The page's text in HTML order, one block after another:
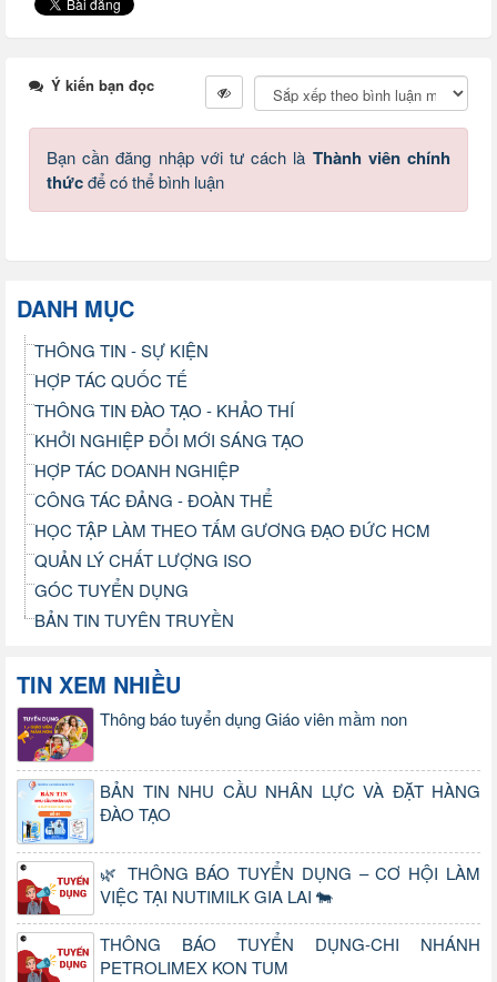
Ý kiến bạn đọc
Bạn cần đăng nhập với tư cách là Thành viên chính
thứcđể có thể bình luận
DANH MỤC
THÔNG TIN - SỰ KIỆN
HỢP TÁC QUỐC TẾ
THÔNG TIN ĐÀO TẠO - KHẢO THÍ
KHỞI NGHIỆP ĐỔI MỚI SÁNG TẠO
HỢP TÁC DOANH NGHIỆP
CÔNG TÁC ĐẢNG - ĐOÀN THỂ
HỌC TẬP LÀM THEO TẤM GƯƠNG ĐẠO ĐỨC HCM
QUẢN LÝ CHẤT LƯỢNG ISO
GÓC TUYỂN DỤNG
BẢN TIN TUYÊN TRUYỀN
TIN XEM NHIỀU
Thông báo tuyển dụng Giáo viên mầm non
BẢN TIN NHU CẦU NHÂN LỰC VÀ ĐẶT HÀNG
ĐÀO TẠO
🌿 THÔNG BÁO TUYỂN DỤNG – CƠ HỘI LÀM
VIỆC TẠI NUTIMILK GIA LAI 🐄
THÔNG BÁO TUYỂN DỤNG-CHI NHÁNH
PETROLIMEX KON TUM